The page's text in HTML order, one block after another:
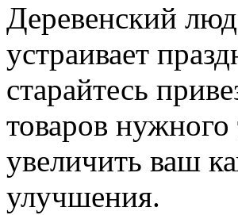
Деревенский
устраивает
старайтесь
товаров
увеличить ваш
улучшения.